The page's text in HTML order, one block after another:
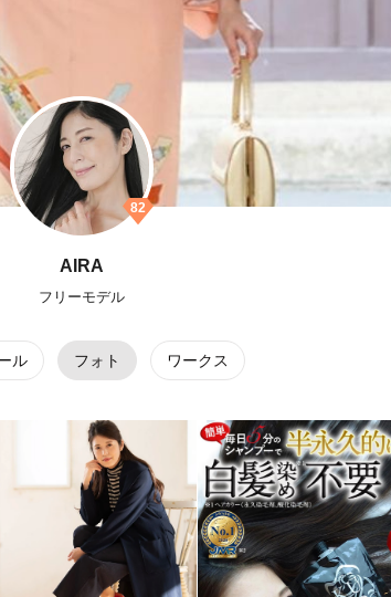
82
AIRA
フリーモデル
ル フォト ワークス